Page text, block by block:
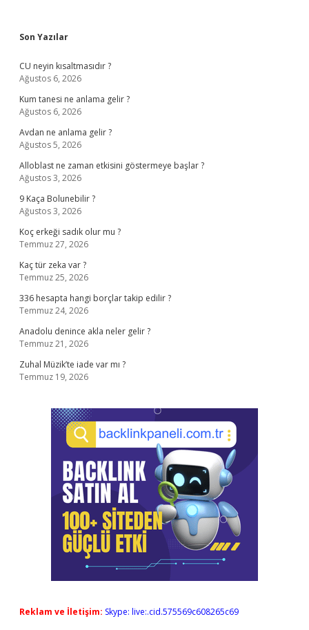
Sidebar
Son Yazılar
CU neyin kısaltmasıdır ?
Ağustos 6, 2026
Kum tanesi ne anlama gelir ?
Ağustos 6, 2026
Avdan ne anlama gelir ?
Ağustos 5, 2026
Alloblast ne zaman etkisini göstermeye başlar ?
Ağustos 3, 2026
9 Kaça Bolunebilir ?
Ağustos 3, 2026
Koç erkeği sadık olur mu ?
Temmuz 27, 2026
Kaç tür zeka var ?
Temmuz 25, 2026
336 hesapta hangi borçlar takip edilir ?
Temmuz 24, 2026
Anadolu denince akla neler gelir ?
Temmuz 21, 2026
Zuhal Müzik’te iade var mı ?
Temmuz 19, 2026
Reklam ve İletişim: Skype: live:.cid.575569c608265c69